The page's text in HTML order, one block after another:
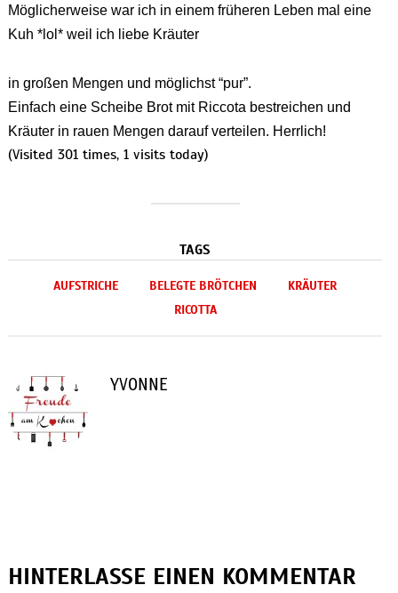
Möglicherweise war ich in einem früheren Leben mal eine
Kuh *lol* weil ich liebe Kräuter
in großen Mengen und möglichst “pur”.
Einfach eine Scheibe Brot mit Riccota bestreichen und
Kräuter in rauen Mengen darauf verteilen. Herrlich!
(Visited 301 times, 1 visits today)
TAGS
AUFSTRICHE BELEGTE BRÖTCHEN
KRÄUTER
RICOTTA
YVONNE
HINTERLASSE EINEN KOMMENTAR